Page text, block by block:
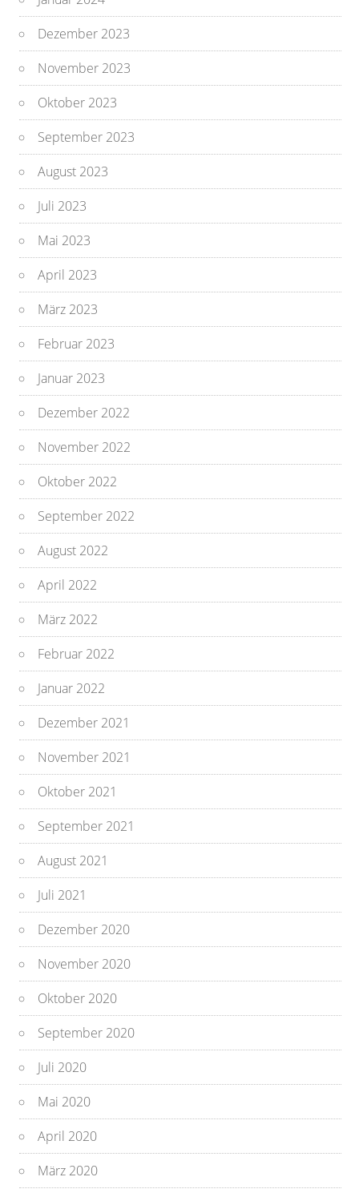
Dezember 2023
November 2023
Oktober 2023
September 2023
August 2023
Juli 2023
Mai 2023
April 2023
März 2023
Februar 2023
Januar 2023
Dezember 2022
November 2022
Oktober 2022
September 2022
August 2022
April 2022
März 2022
Februar 2022
Januar 2022
Dezember 2021
November 2021
Oktober 2021
September 2021
August 2021
Juli 2021
Dezember 2020
November 2020
Oktober 2020
September 2020
Juli 2020
Mai 2020
April 2020
März 2020